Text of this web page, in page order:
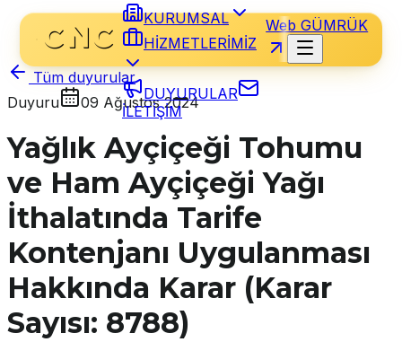
KURUMSAL
HİZMETLERİMİZ
DUYURULAR
İLETİŞİM
Web GÜMRÜK
Tüm duyurular
Duyuru
09 Ağustos 2024
Yağlık Ayçiçeği Tohumu
ve Ham Ayçiçeği Yağı
İthalatında Tarife
Kontenjanı Uygulanması
Hakkında Karar (Karar
Sayısı: 8788)